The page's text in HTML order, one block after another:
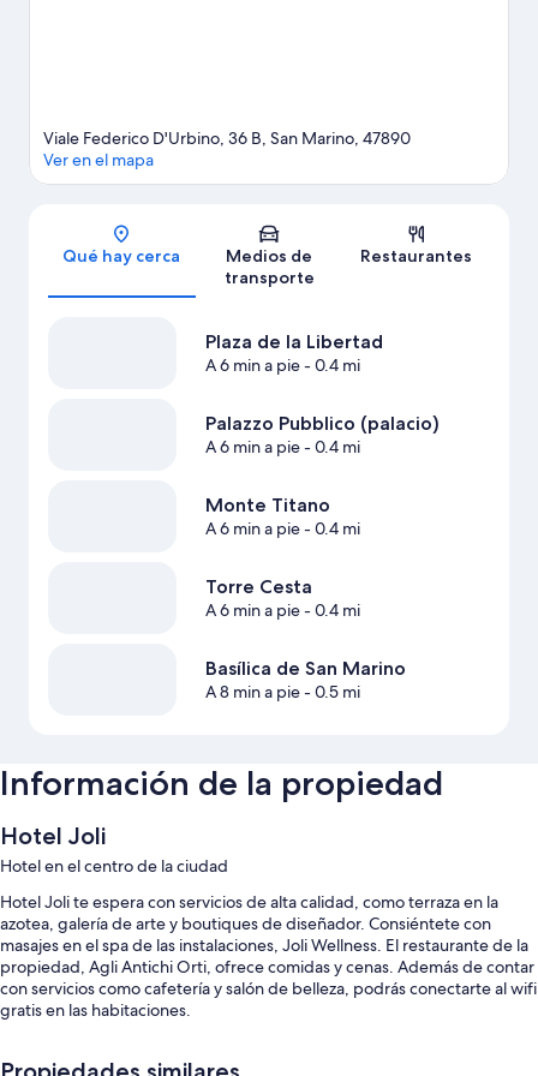
Sección del mapa
Viale Federico D'Urbino, 36 B, San Marino, 47890
Ver en el mapa
Qué hay cerca
Medios de
transporte
Restaurantes
Plaza de la Libertad
A 6 min a pie- 0.4 mi
Palazzo Pubblico (palacio)
A 6 min a pie- 0.4 mi
Monte Titano
A 6 min a pie- 0.4 mi
Torre Cesta
A 6 min a pie- 0.4 mi
Basílica de San Marino
A 8 min a pie- 0.5 mi
Información de la propiedad
Hotel Joli
Hotel en el centro de la ciudad
Hotel Joli te espera con servicios de alta calidad, como terraza en la
azotea, galería de arte y boutiques de diseñador. Consiéntete con
masajes en el spa de las instalaciones, Joli Wellness. El restaurante de la
propiedad, Agli Antichi Orti, ofrece comidas y cenas. Además de contar
con servicios como cafetería y salón de belleza, podrás conectarte al wifi
gratis en las habitaciones.